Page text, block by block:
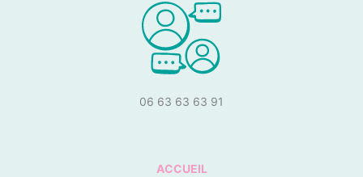
06 63 63 63 91
ACCUEIL